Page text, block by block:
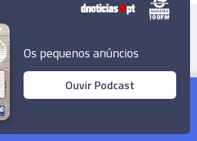
Madeirense dedicado à
e Sustentabilidade
Os pequenos anúncios
Ouvir Podcast